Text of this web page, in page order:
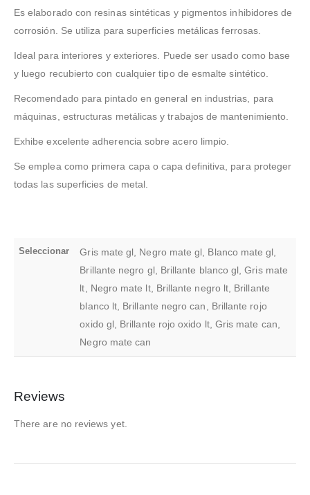
Es elaborado con resinas sintéticas y pigmentos inhibidores de
corrosión. Se utiliza para superficies metálicas ferrosas.
Ideal para interiores y exteriores. Puede ser usado como base
y luego recubierto con cualquier tipo de esmalte sintético.
Recomendado para pintado en general en industrias, para
máquinas, estructuras metálicas y trabajos de mantenimiento.
Exhibe excelente adherencia sobre acero limpio.
Se emplea como primera capa o capa definitiva, para proteger
todas las superficies de metal.
Seleccionar
Gris mate gl, Negro mate gl, Blanco mate gl,
Brillante negro gl, Brillante blanco gl, Gris mate
lt, Negro mate lt, Brillante negro lt, Brillante
blanco lt, Brillante negro can, Brillante rojo
oxido gl, Brillante rojo oxido lt, Gris mate can,
Negro mate can
Reviews
There are no reviews yet.